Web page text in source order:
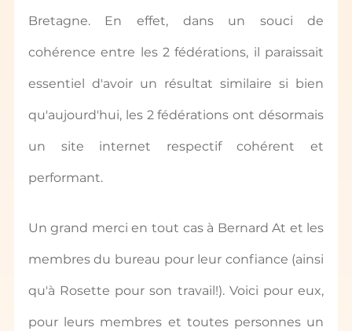
Bretagne. En effet, dans un souci de
cohérence entre les 2 fédérations, il paraissait
essentiel d'avoir un résultat similaire si bien
qu'aujourd'hui, les 2 fédérations ont désormais
un site internet respectif cohérent et
performant.
Un grand merci en tout cas à Bernard At et les
membres du bureau pour leur confiance (ainsi
qu'à Rosette pour son travail!). Voici pour eux,
pour leurs membres et toutes personnes un